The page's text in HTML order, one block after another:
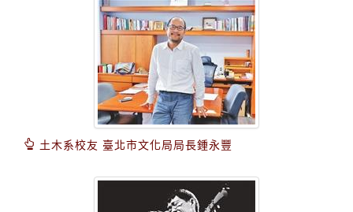
土木系校友 臺北市文化局局長鍾永豐